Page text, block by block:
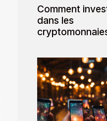
Comment
dans les